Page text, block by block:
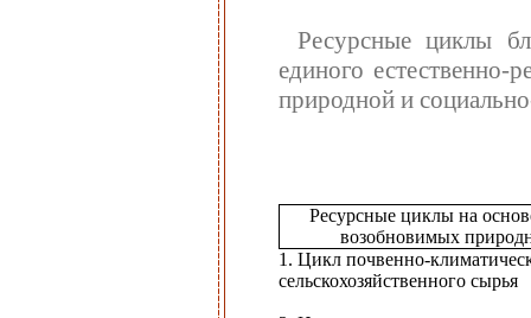
Ресурсные циклы
единого
природной и
Ресурсные циклы на
возобновимых
1. Цикл почвенно-
сельскохозяйственного сырья